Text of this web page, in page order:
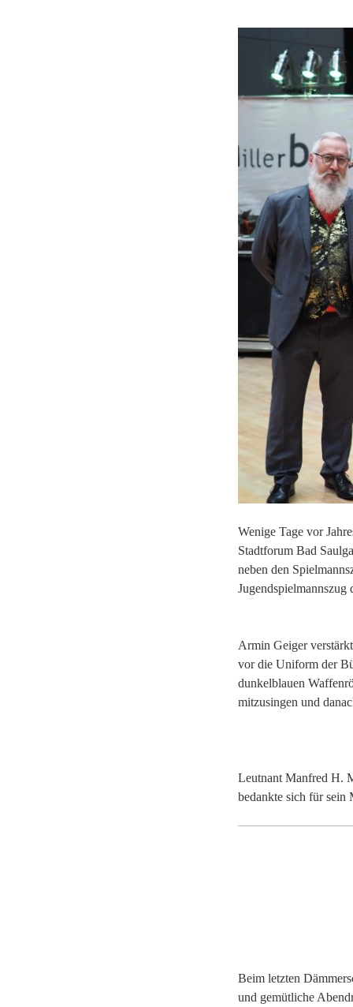
Wenige Tage vor
Stadtforum Bad
neben den
Armin Geiger
vor die Uniform der
dunkelblauen
mitzusingen und
Leutnant Manfred H.
bedankte sich für sein
Beim letzten
und gemütliche